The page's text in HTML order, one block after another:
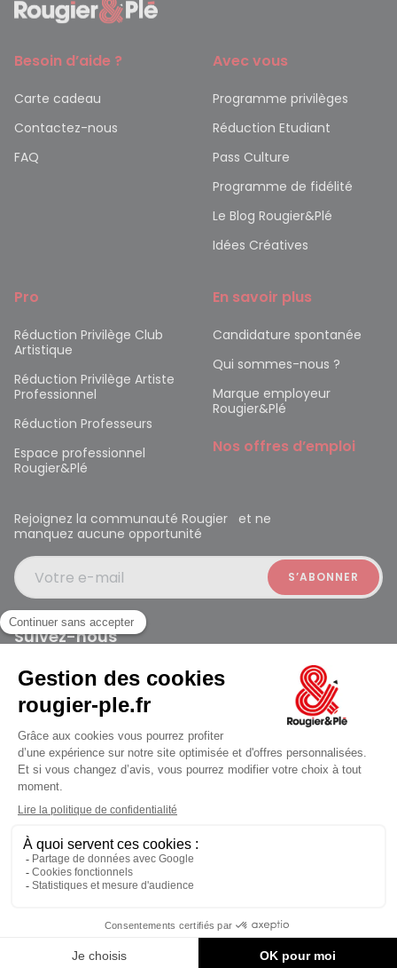
jusqu'au Vendredi à 10:00
Besoin d’aide ?
Carte cadeau
Contactez-nous
FAQ
Avec vous
Programme privilèges
Réduction Etudiant
Pass Culture
Programme de fidélité
Le Blog Rougier&Plé
Idées Créatives
Pro
Réduction Privilège Club
Artistique
Réduction Privilège Artiste
Professionnel
Réduction Professeurs
Espace professionnel
Rougier&Plé
En savoir plus
Candidature spontanée
Qui sommes-nous ?
Marque employeur
Rougier&Plé
Nos offres d’emploi
Rejoignez la communauté Rougier et ne
manquez aucune opportunité
Votre e-mail
Suivez-nous
Rougier et Plé 2024 Copyright
Mentions légales
Conditions générales des ventes
Données personnelles
Paiement sécurisé